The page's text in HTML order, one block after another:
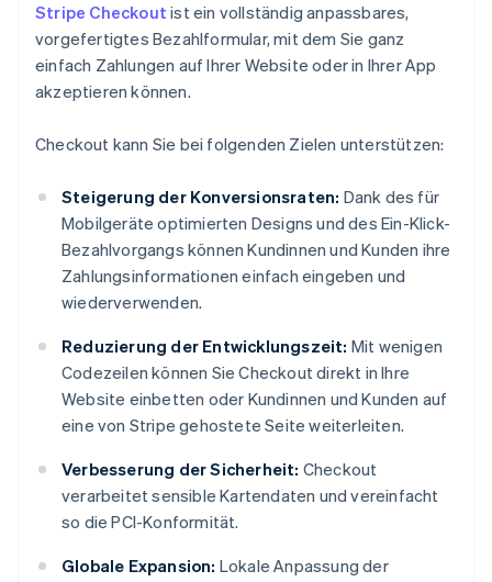
Stripe Checkout ist ein vollständig anpassbares,
vorgefertigtes Bezahlformular, mit dem Sie ganz
einfach Zahlungen auf Ihrer Website oder in Ihrer App
akzeptieren können.
Checkout kann Sie bei folgenden Zielen unterstützen:
Steigerung der Konversionsraten: Dank des für
Mobilgeräte optimierten Designs und des Ein-Klick-
Bezahlvorgangs können Kundinnen und Kunden ihre
Zahlungsinformationen einfach eingeben und
wiederverwenden.
Reduzierung der Entwicklungszeit: Mit wenigen
Codezeilen können Sie Checkout direkt in Ihre
Website einbetten oder Kundinnen und Kunden auf
eine von Stripe gehostete Seite weiterleiten.
Verbesserung der Sicherheit: Checkout
verarbeitet sensible Kartendaten und vereinfacht
so die PCI-Konformität.
Globale Expansion: Lokale Anpassung der